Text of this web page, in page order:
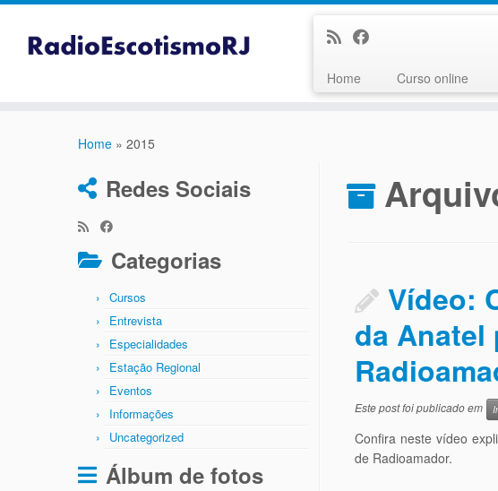
Home Curso online
Home » 2015
Redes Sociais
Categorias
Cursos
Entrevista
Especialidades
Estação Regional
Eventos
Informações
Uncategorized
Álbum de fotos
Vídeo:
da Anatel
Este post foi publicado em
Confira neste vídeo
de Radioamador.